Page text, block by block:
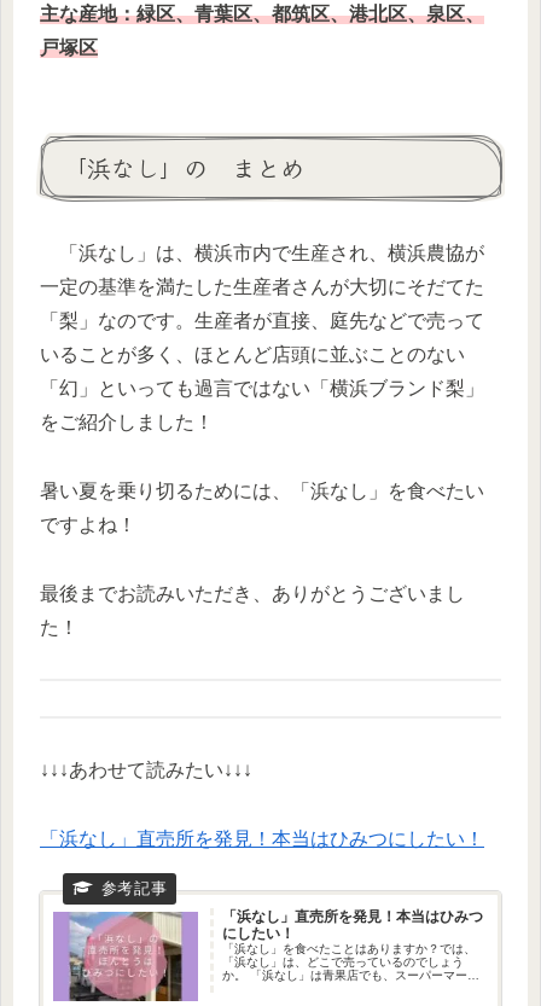
主な産地：緑区、青葉区、都筑区、港北区、泉区、
戸塚区
「浜なし」の まとめ
「浜なし」は、横浜市内で生産され、横浜農協が
一定の基準を満たした生産者さんが大切にそだてた
「梨」なのです。生産者が直接、庭先などで売って
いることが多く、ほとんど店頭に並ぶことのない
「幻」といっても過言ではない「横浜ブランド梨」
をご紹介しました！
暑い夏を乗り切るためには、「浜なし」を食べたい
ですよね！
最後までお読みいただき、ありがとうございまし
た！
↓↓↓あわせて読みたい↓↓↓
「浜なし」直売所を発見！本当はひみつにしたい！
「浜なし」直売所を発見！本当はひみつ
にしたい！
「浜なし」を食べたことはありますか？では、
「浜なし」は、どこで売っているのでしょう
か。 「浜なし」は青果店でも、スーパーマーケ